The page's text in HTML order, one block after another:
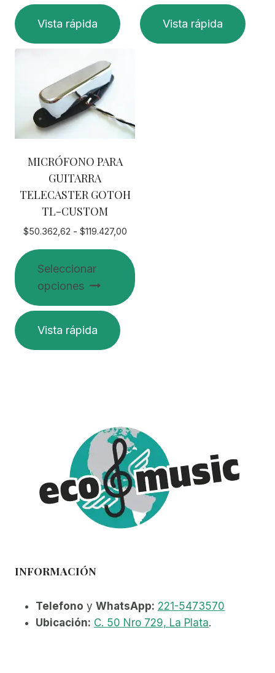
Vista rápida Vista rápida
MICRÓFONO PARA
GUITARRA
TELECASTER GOTOH
TL-CUSTOM
$50.362,62 - $119.427,00Rango
precios:
desde
$50.362,62
hasta
Seleccionar
opciones
Este
producto
tiene
Vista rápida
INFORMACIÓN
Telefono y WhatsApp: 221-5473570
Ubicación: C. 50 Nro 729, La Plata.